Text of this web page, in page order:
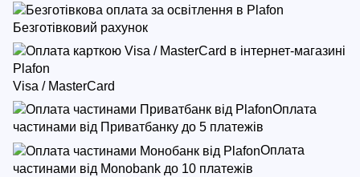
Безготівковий рахунок
Visa / MasterCard
Оплата
частинами від Приватбанку до 5 платежів
Оплата
частинами від Monobank до 10 платежів